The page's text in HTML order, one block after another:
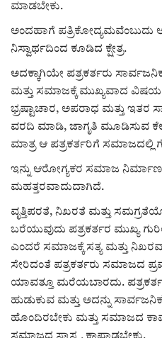
ಮಾಡಬೇಕು.
ಅಂದಹಾಗೆ ಪತ್ರಿಕೋದ್ಯಮವೆಂಬುದು
ನಿಸ್ವಾರ್ಥದಿಂದ ಕೂಡಿದ ಕ್ಷೇತ್ರ.
ಅದಕ್ಕಾಗಿಯೇ ಪತ್ರಕರ್ತರು
ಮತ್ತು ಸಮಾಜಕ್ಕೆ ಮುಖ್ಯವಾದ
ಭ್ರಷ್ಟಾಚಾರ, ಅಪರಾಧ ಮತ್ತು ಇತರ
ವರದಿ ಮಾಡಿ, ಜಾಗೃತಿ ಮೂಡಿಸುವ
ಮಾತ್ರ ಆ ಪತ್ರಕರ್ತರಿಗೆ ಸಮಾಜದಲ್ಲಿ
ಇನ್ನು ಆರೋಗ್ಯಕರ ಸಮಾಜ
ಮಹತ್ತರವಾದುದಾಗಿದೆ.
ವೃತ್ತಿಪರತೆ, ನಿಖರತೆ ಮತ್ತು
ಬರೆಯುವುದು ಪತ್ರಕರ್ತರ ಮುಖ್ಯ
ಎಂದರೆ ಸಮಾಜಕ್ಕೆ ಸತ್ಯ ಮತ್ತು
ಸೇರಿದಂತೆ ಪತ್ರಕರ್ತರು ಸಮಾಜದ
ಯಾವತ್ತೂ ಮರೆಯಬಾರದು.
ಹುಡುಕುವ ಮತ್ತು ಅದನ್ನು
ಹೊಂದಿರಬೇಕು ಮತ್ತು ಸಮಾಜದ